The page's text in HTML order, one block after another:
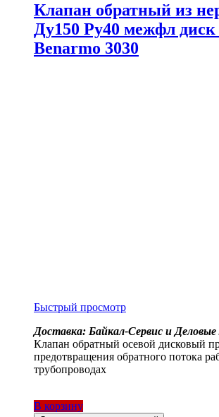
Клапан обратный из
Ду150 Ру40 межфл
Benarmo 3030
Быстрый просмотр
Доставка: Байкал-Сервис и
Клапан обратный осевой дисковый
предотвращения обратного потока
трубопроводах
В корзину